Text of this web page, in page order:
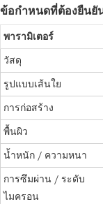
ข้อกำหนดที่ต้องยืนยั
พารามิเตอร์
วัสดุ
รูปแบบเส้นใย
การก่อสร้าง
พื้นผิว
น้ำหนัก / ความหนา
การซึมผ่าน / ระดับ
ไมครอน